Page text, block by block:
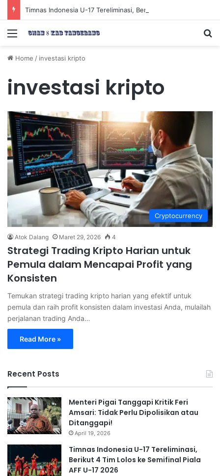
Menu
Home / investasi kripto
investasi kripto
Cryptocurrency
Atok Dalang Maret 29, 2026 4
Strategi Trading Kripto Harian untuk
Pemula dalam Mencapai Profit yang
Konsisten
Temukan strategi trading kripto harian yang efektif untuk
pemula dan raih profit konsisten dalam investasi Anda, mulailah
perjalanan trading Anda…
Read More »
Recent Posts
Menteri Pigai Tanggapi Kritik Feri
Amsari: Tidak Perlu Dipolisikan atau
Ditanggapi!
April 19, 2026
Timnas Indonesia U-17 Tereliminasi,
Berikut 4 Tim Lolos ke Semifinal Piala
AFF U-17 2026